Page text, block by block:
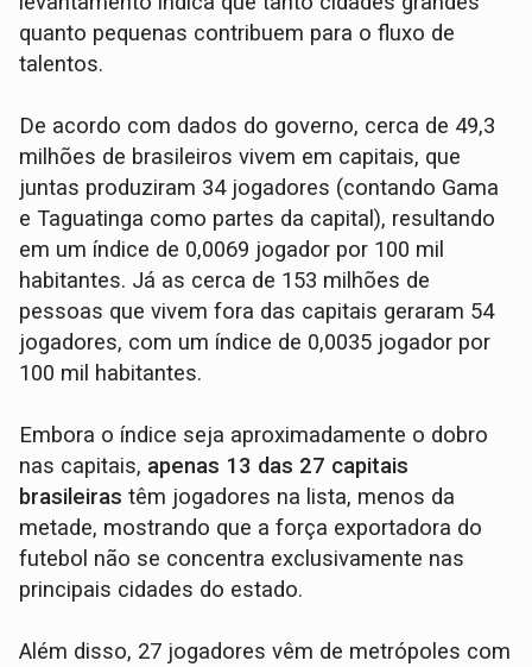
quanto pequenas contribuem para o fluxo de
talentos.
De acordo com dados do governo, cerca de 49,3
milhões de brasileiros vivem em capitais, que
juntas produziram 34 jogadores (contando Gama
e Taguatinga como partes da capital), resultando
em um índice de 0,0069 jogador por 100 mil
habitantes. Já as cerca de 153 milhões de
pessoas que vivem fora das capitais geraram 54
jogadores, com um índice de 0,0035 jogador por
100 mil habitantes.
Embora o índice seja aproximadamente o dobro
nas capitais, apenas 13 das 27 capitais
brasileiras têm jogadores na lista, menos da
metade, mostrando que a força exportadora do
futebol não se concentra exclusivamente nas
principais cidades do estado.
Além disso, 27 jogadores vêm de metrópoles com